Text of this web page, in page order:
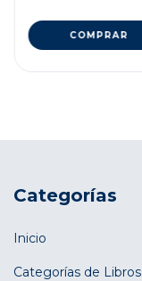
Categorías
Inicio
Categorías de Libros